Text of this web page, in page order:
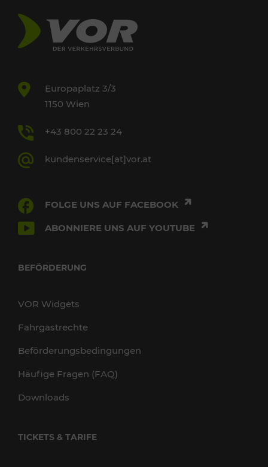
Europaplatz 3/3
1150 Wien
+43 800 22 23 24
kundenservice[at]vor.at
FOLGE UNS AUF FACEBOOK
ABONNIERE UNS AUF YOUTUBE
BEFÖRDERUNG
VOR Widgets
Fahrgastrechte
Beförderungsbedingungen
Häufige Fragen (FAQ)
Downloads
TICKETS & TARIFE